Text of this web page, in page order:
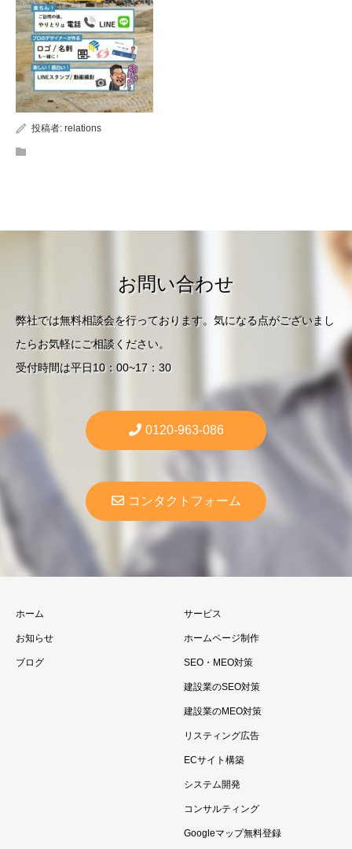
投稿者: relations
お問い合わせ
弊社では無料相談会を行っております。気になる点がございまし
たらお気軽にご相談ください。
受付時間は平日10：00~17：30
0120-963-086
コンタクトフォーム
ホーム
お知らせ
ブログ
サービス
ホームページ制作
SEO・MEO対策
建設業のSEO対策
建設業のMEO対策
リスティング広告
ECサイト構築
システム開発
コンサルティング
Googleマップ無料登録